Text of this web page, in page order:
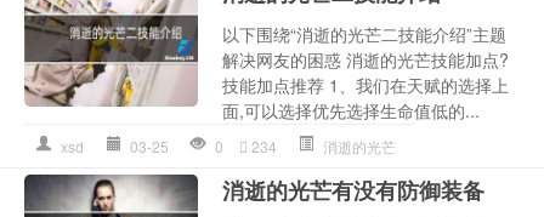
以下围绕“消逝的光芒二技能介绍”主题
解决网友的困惑 消逝的光芒技能加点?
技能加点推荐 1、我们在天赋的选择上
面,可以选择优先选择生命值低的...
xsd 03-25 0 234 消逝的光芒
消逝的光芒有没有防御装备